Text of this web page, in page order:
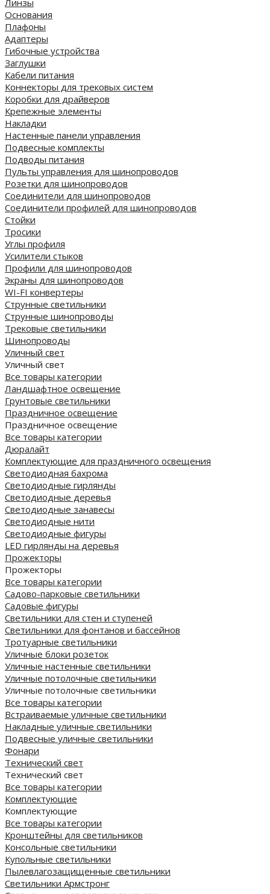
Основания
Плафоны
Адаптеры
Гибочные устройства
Заглушки
Кабели питания
Коннекторы для трековых систем
Коробки для драйверов
Крепежные элементы
Накладки
Настенные панели управления
Подвесные комплекты
Подводы питания
Пульты управления для шинопроводов
Розетки для шинопроводов
Соединители для шинопроводов
Соединители профилей для шинопроводов
Стойки
Тросики
Углы профиля
Усилители стыков
Профили для шинопроводов
Экраны для шинопроводов
WI-FI конвертеры
Струнные светильники
Струнные шинопроводы
Трековые светильники
Шинопроводы
Уличный свет
Уличный свет
Все товары категории
Ландшафтное освещение
Грунтовые светильники
Праздничное освещение
Праздничное освещение
Все товары категории
Дюралайт
Комплектующие для праздничного освещения
Светодиодная бахрома
Светодиодные гирлянды
Светодиодные деревья
Светодиодные занавесы
Светодиодные нити
Светодиодные фигуры
LED гирлянды на деревья
Прожекторы
Прожекторы
Все товары категории
Садово-парковые светильники
Садовые фигуры
Светильники для стен и ступеней
Светильники для фонтанов и бассейнов
Тротуарные светильники
Уличные блоки розеток
Уличные настенные светильники
Уличные потолочные светильники
Уличные потолочные светильники
Все товары категории
Встраиваемые уличные светильники
Накладные уличные светильники
Подвесные уличные светильники
Фонари
Технический свет
Технический свет
Все товары категории
Комплектующие
Комплектующие
Все товары категории
Кронштейны для светильников
Консольные светильники
Купольные светильники
Пылевлагозащищенные светильники
Светильники Армстронг